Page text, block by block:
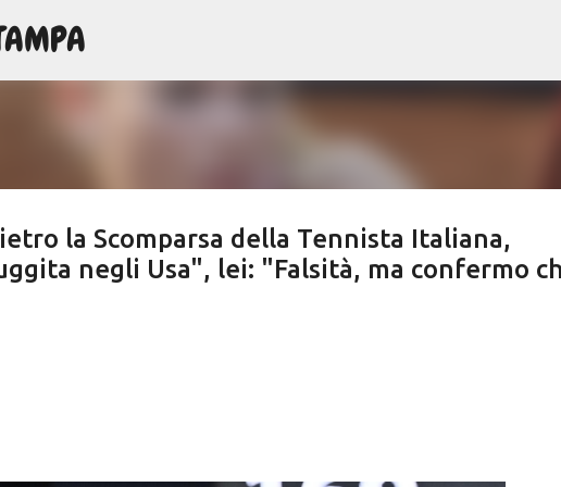
la Scomparsa della Tennista Italiana,
negli Usa", lei: "Falsità, ma confermo